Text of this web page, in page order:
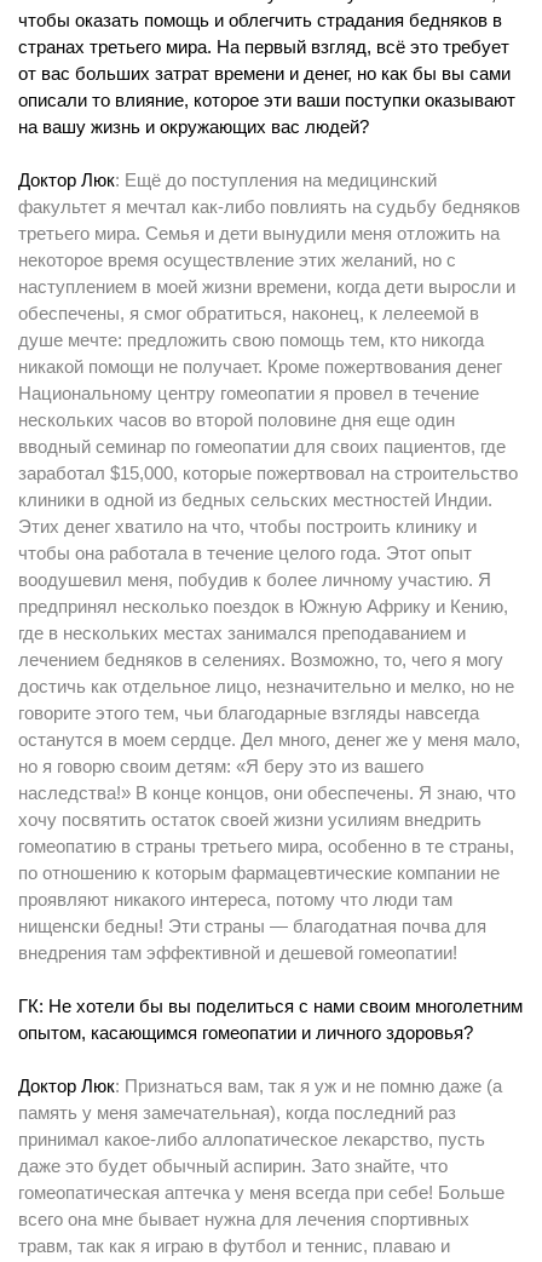
чтобы оказать помощь и облегчить страдания бедняков в
странах третьего мира. На первый взгляд, всё это требует
от вас больших затрат времени и денег, но как бы вы сами
описали то влияние, которое эти ваши поступки оказывают
на вашу жизнь и окружающих вас людей?
Доктор Люк: Ещё до поступления на медицинский
факультет я мечтал как-либо повлиять на судьбу бедняков
третьего мира. Семья и дети вынудили меня отложить на
некоторое время осуществление этих желаний, но с
наступлением в моей жизни времени, когда дети выросли и
обеспечены, я смог обратиться, наконец, к лелеемой в
душе мечте: предложить свою помощь тем, кто никогда
никакой помощи не получает. Кроме пожертвования денег
Национальному центру гомеопатии я провел в течение
нескольких часов во второй половине дня еще один
вводный семинар по гомеопатии для своих пациентов, где
заработал $15,000, которые пожертвовал на строительство
клиники в одной из бедных сельских местностей Индии.
Этих денег хватило на что, чтобы построить клинику и
чтобы она работала в течение целого года. Этот опыт
воодушевил меня, побудив к более личному участию. Я
предпринял несколько поездок в Южную Африку и Кению,
где в нескольких местах занимался преподаванием и
лечением бедняков в селениях. Возможно, то, чего я могу
достичь как отдельное лицо, незначительно и мелко, но не
говорите этого тем, чьи благодарные взгляды навсегда
останутся в моем сердце. Дел много, денег же у меня мало,
но я говорю своим детям: «Я беру это из вашего
наследства!» В конце концов, они обеспечены. Я знаю, что
хочу посвятить остаток своей жизни усилиям внедрить
гомеопатию в страны третьего мира, особенно в те страны,
по отношению к которым фармацевтические компании не
проявляют никакого интереса, потому что люди там
нищенски бедны! Эти страны — благодатная почва для
внедрения там эффективной и дешевой гомеопатии!
ГК: Не хотели бы вы поделиться с нами своим многолетним
опытом, касающимся гомеопатии и личного здоровья?
Доктор Люк: Признаться вам, так я уж и не помню даже (а
память у меня замечательная), когда последний раз
принимал какое-либо аллопатическое лекарство, пусть
даже это будет обычный аспирин. Зато знайте, что
гомеопатическая аптечка у меня всегда при себе! Больше
всего она мне бывает нужна для лечения спортивных
травм, так как я играю в футбол и теннис, плаваю и